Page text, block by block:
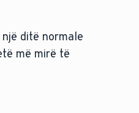
ditë normale
më mirë të